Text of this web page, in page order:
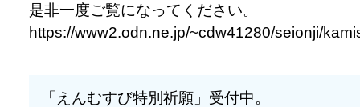
是非一度ご覧になってください。
https://www2.odn.ne.jp/~cdw41280/seionji/
「えんむすび特別祈願」受付中。